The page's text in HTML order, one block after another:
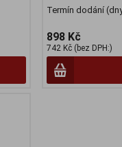
Termín dodání
898 Kč
742 Kč (bez DPH:)